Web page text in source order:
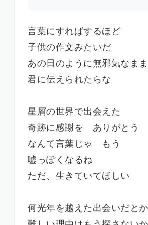
言葉にすればするほど
子供の作文みたいだ
あの日のように無邪気なまま
君に伝えられたらな
星屑の世界で出会えた
奇跡に感謝を ありがとう
なんて言葉じゃ もう
嘘っぽくなるね
ただ、生きていてほしい
何光年を越えた出会いだとか